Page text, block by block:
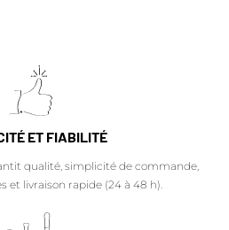
ET FIABILITÉ
qualité, simplicité de commande,
et livraison rapide (24 à 48 h).